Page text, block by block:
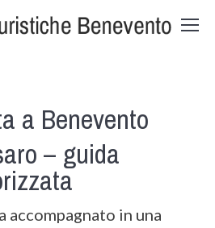
a Benevento
– guida
accompagnato in una